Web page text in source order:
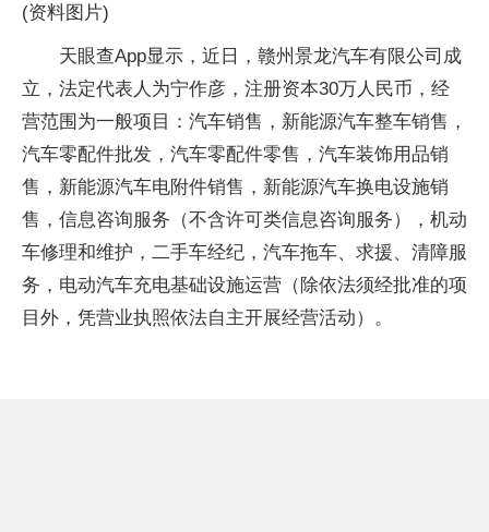
(资料图片)
天眼查App显示，近日，赣州景龙汽车有限公司成
立，法定代表人为宁作彦，注册资本30万人民币，经
营范围为一般项目：汽车销售，新能源汽车整车销售，
汽车零配件批发，汽车零配件零售，汽车装饰用品销
售，新能源汽车电附件销售，新能源汽车换电设施销
售，信息咨询服务（不含许可类信息咨询服务），机动
车修理和维护，二手车经纪，汽车拖车、求援、清障服
务，电动汽车充电基础设施运营（除依法须经批准的项
目外，凭营业执照依法自主开展经营活动）。